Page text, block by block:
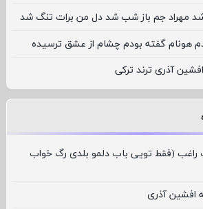
شد مهراد جم باز شب شد دل من برات تنگ شد
هونام گفته بودم چشام از عشق ترسیده
آذری ترند ترکی
راغب (فقط تویی باب دلمو بلدی رگ خواب
افشین آذری